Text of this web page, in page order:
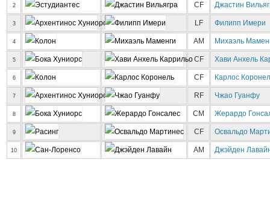
2 CF Джастин
3 LF Филипп Имери
4 AM Михаэль
5 CF Хави Анхель
6 CF Карлос
7 RF Чжао Гуанфу
8 CM Жерардо
9 CF Освальдо
10 AM Джэйден